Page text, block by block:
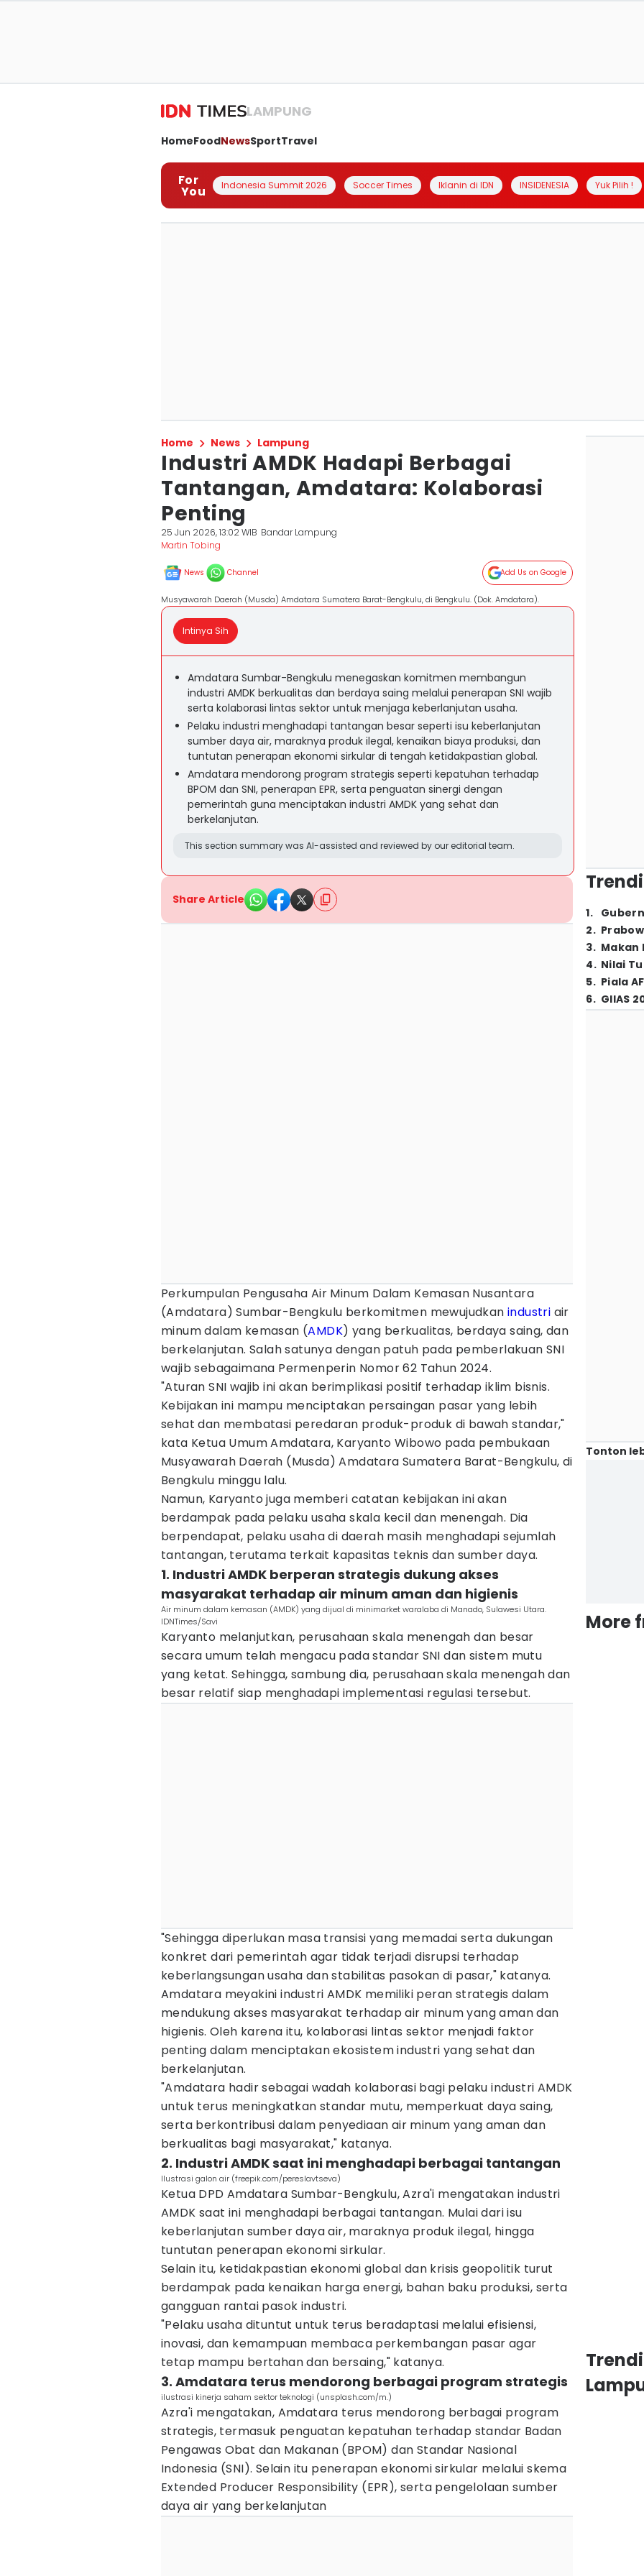
LAMPUNG
HomeFoodNewsSportTravel
For
You Indonesia Summit 2026 Soccer Times Iklanin di IDN INSIDENESIA Yuk Pilih !
Home News Lampung
Industri AMDK Hadapi Berbagai
Tantangan, Amdatara: Kolaborasi
Penting
25 Jun 2026, 13:02 WIB Bandar Lampung
Martin Tobing
News Channel Add Us on Google
Musyawarah Daerah (Musda) Amdatara Sumatera Barat-Bengkulu, di Bengkulu. (Dok. Amdatara).
Intinya Sih
Amdatara Sumbar-Bengkulu menegaskan komitmen membangun
industri AMDK berkualitas dan berdaya saing melalui penerapan SNI wajib
serta kolaborasi lintas sektor untuk menjaga keberlanjutan usaha.
Pelaku industri menghadapi tantangan besar seperti isu keberlanjutan
sumber daya air, maraknya produk ilegal, kenaikan biaya produksi, dan
tuntutan penerapan ekonomi sirkular di tengah ketidakpastian global.
Amdatara mendorong program strategis seperti kepatuhan terhadap
BPOM dan SNI, penerapan EPR, serta penguatan sinergi dengan
pemerintah guna menciptakan industri AMDK yang sehat dan
berkelanjutan.
This section summary was AI-assisted and reviewed by our editorial team.
Share Article
Perkumpulan Pengusaha Air Minum Dalam Kemasan Nusantara
(Amdatara) Sumbar-Bengkulu berkomitmen mewujudkan industri air
minum dalam kemasan (AMDK) yang berkualitas, berdaya saing, dan
berkelanjutan. Salah satunya dengan patuh pada pemberlakuan SNI
wajib sebagaimana Permenperin Nomor 62 Tahun 2024.
"Aturan SNI wajib ini akan berimplikasi positif terhadap iklim bisnis.
Kebijakan ini mampu menciptakan persaingan pasar yang lebih
sehat dan membatasi peredaran produk-produk di bawah standar,"
kata Ketua Umum Amdatara, Karyanto Wibowo pada pembukaan
Musyawarah Daerah (Musda) Amdatara Sumatera Barat-Bengkulu, di
Bengkulu minggu lalu.
Namun, Karyanto juga memberi catatan kebijakan ini akan
berdampak pada pelaku usaha skala kecil dan menengah. Dia
berpendapat, pelaku usaha di daerah masih menghadapi sejumlah
tantangan, terutama terkait kapasitas teknis dan sumber daya.
1. Industri AMDK berperan strategis dukung akses
masyarakat terhadap air minum aman dan higienis
Air minum dalam kemasan (AMDK) yang dijual di minimarket waralaba di Manado, Sulawesi Utara.
IDNTimes/Savi
Karyanto melanjutkan, perusahaan skala menengah dan besar
secara umum telah mengacu pada standar SNI dan sistem mutu
yang ketat. Sehingga, sambung dia, perusahaan skala menengah dan
besar relatif siap menghadapi implementasi regulasi tersebut.
"Sehingga diperlukan masa transisi yang memadai serta dukungan
konkret dari pemerintah agar tidak terjadi disrupsi terhadap
keberlangsungan usaha dan stabilitas pasokan di pasar," katanya.
Amdatara meyakini industri AMDK memiliki peran strategis dalam
mendukung akses masyarakat terhadap air minum yang aman dan
higienis. Oleh karena itu, kolaborasi lintas sektor menjadi faktor
penting dalam menciptakan ekosistem industri yang sehat dan
berkelanjutan.
"Amdatara hadir sebagai wadah kolaborasi bagi pelaku industri AMDK
untuk terus meningkatkan standar mutu, memperkuat daya saing,
serta berkontribusi dalam penyediaan air minum yang aman dan
berkualitas bagi masyarakat," katanya.
2. Industri AMDK saat ini menghadapi berbagai tantangan
Ilustrasi galon air (freepik.com/pereslavtseva)
Ketua DPD Amdatara Sumbar-Bengkulu, Azra'i mengatakan industri
AMDK saat ini menghadapi berbagai tantangan. Mulai dari isu
keberlanjutan sumber daya air, maraknya produk ilegal, hingga
tuntutan penerapan ekonomi sirkular.
Selain itu, ketidakpastian ekonomi global dan krisis geopolitik turut
berdampak pada kenaikan harga energi, bahan baku produksi, serta
gangguan rantai pasok industri.
"Pelaku usaha dituntut untuk terus beradaptasi melalui efisiensi,
inovasi, dan kemampuan membaca perkembangan pasar agar
tetap mampu bertahan dan bersaing," katanya.
3. Amdatara terus mendorong berbagai program strategis
ilustrasi kinerja saham sektor teknologi (unsplash.com/m.)
Azra'i mengatakan, Amdatara terus mendorong berbagai program
strategis, termasuk penguatan kepatuhan terhadap standar Badan
Pengawas Obat dan Makanan (BPOM) dan Standar Nasional
Indonesia (SNI). Selain itu penerapan ekonomi sirkular melalui skema
Extended Producer Responsibility (EPR), serta pengelolaan sumber
daya air yang berkelanjutan
1.
2.
3. Makan
4. Nilai
5. Piala
6. GIIAS
Tonton
More